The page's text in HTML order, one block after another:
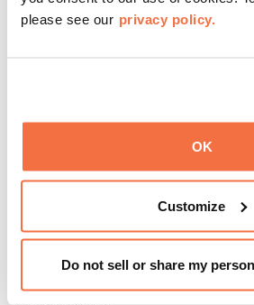
please see our privacy policy.
OK
Customize
Do not sell or share my
HORARIO DE TARDE
Viernes por la noche en
Vuelven los viernes por la noche en
abril a octubre.